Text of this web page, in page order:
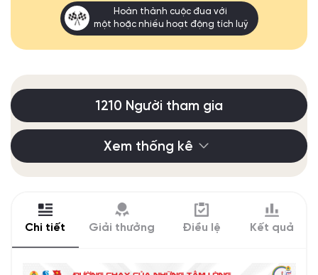
Hoàn thành cuộc đua với
một hoặc nhiều hoạt động tích luỹ
1210 Người tham gia
Xem thống kê
Chi tiết Giải thưởng Điều lệ Kết quả